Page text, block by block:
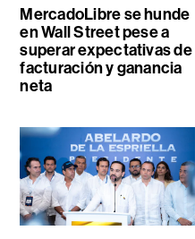
MercadoLibre se hunde
en Wall Street pese a
superar expectativas de
facturación y ganancia
neta